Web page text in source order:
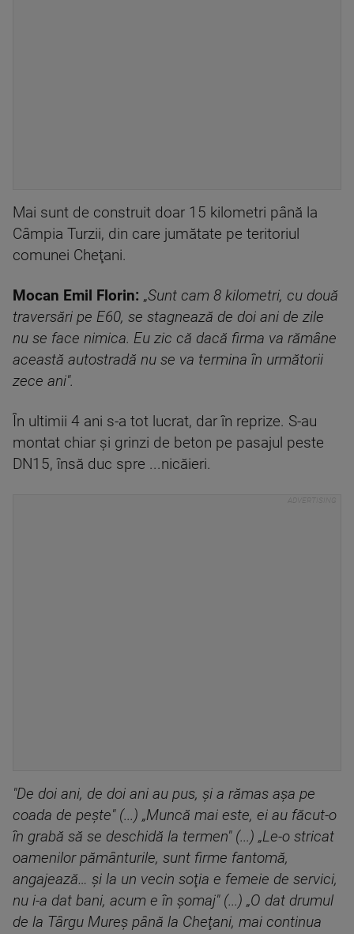
Mai sunt de construit doar 15 kilometri până la
Câmpia Turzii, din care jumătate pe teritoriul
comunei Cheţani.
Mocan Emil Florin: „Sunt cam 8 kilometri, cu două
traversări pe E60, se stagnează de doi ani de zile
nu se face nimica. Eu zic că dacă firma va rămâne
această autostradă nu se va termina în următorii
zece ani".
În ultimii 4 ani s-a tot lucrat, dar în reprize. S-au
montat chiar şi grinzi de beton pe pasajul peste
DN15, însă duc spre ...nicăieri.
"De doi ani, de doi ani au pus, şi a rămas aşa pe
coada de peşte" (...) „Muncă mai este, ei au făcut-o
în grabă să se deschidă la termen" (...) „Le-o stricat
oamenilor pământurile, sunt firme fantomă,
angajează… şi la un vecin soţia e femeie de servici,
nu i-a dat bani, acum e în şomaj" (...) „O dat drumul
de la Târgu Mureş până la Cheţani, mai continua